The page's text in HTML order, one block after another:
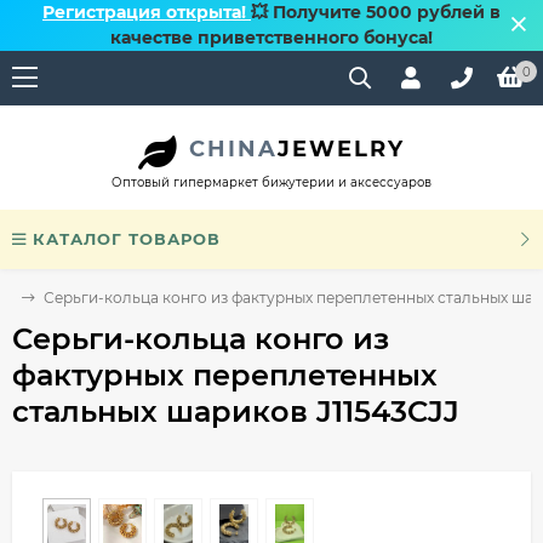
Регистрация открыта! 💥 Получите 5000 рублей в
качестве приветственного бонуса!
0
CHINAJEWELRY
Оптовый гипермаркет бижутерии и аксессуаров
КАТАЛОГ ТОВАРОВ
Серьги-кольца конго из фактурных переплетенных стальных
Серьги-кольца конго из
фактурных переплетенных
стальных шариков J11543CJJ